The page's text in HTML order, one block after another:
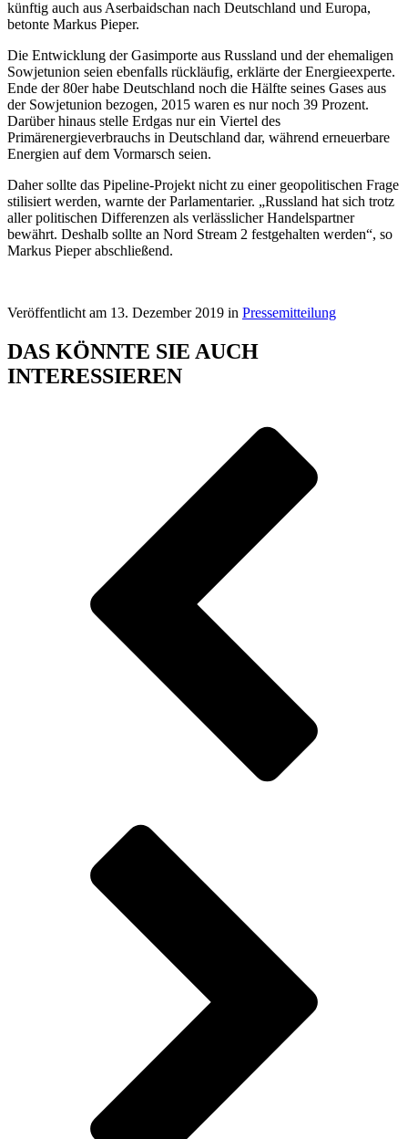
künftig auch aus Aserbaidschan nach Deutschland und Europa,
betonte Markus Pieper.
Die Entwicklung der Gasimporte aus Russland und der ehemaligen
Sowjetunion seien ebenfalls rückläufig, erklärte der Energieexperte.
Ende der 80er habe Deutschland noch die Hälfte seines Gases aus
der Sowjetunion bezogen, 2015 waren es nur noch 39 Prozent.
Darüber hinaus stelle Erdgas nur ein Viertel des
Primärenergieverbrauchs in Deutschland dar, während erneuerbare
Energien auf dem Vormarsch seien.
Daher sollte das Pipeline-Projekt nicht zu einer geopolitischen Frage
stilisiert werden, warnte der Parlamentarier. „Russland hat sich trotz
aller politischen Differenzen als verlässlicher Handelspartner
bewährt. Deshalb sollte an Nord Stream 2 festgehalten werden“, so
Markus Pieper abschließend.
Veröffentlicht am 13. Dezember 2019 in Pressemitteilung
DAS KÖNNTE SIE AUCH
INTERESSIEREN